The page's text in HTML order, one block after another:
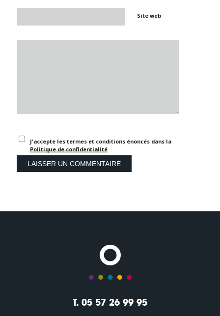
Site web
J'accepte les termes et conditions énoncés dans la
Politique de confidentialité
T. 05 57 26 99 95